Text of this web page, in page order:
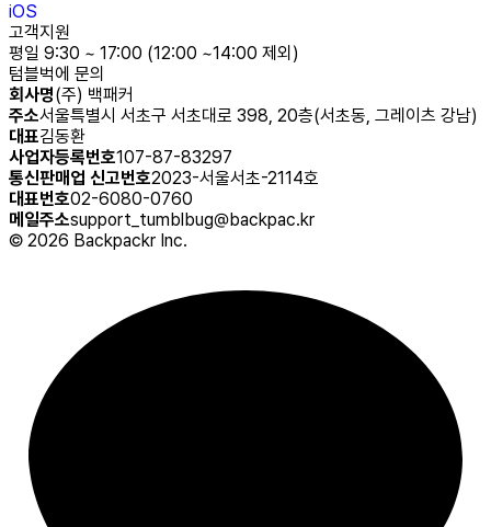
iOS
고객지원
평일 9:30 ~ 17:00 (12:00 ~14:00 제외)
텀블벅에 문의
회사명(주) 백패커
주소서울특별시 서초구 서초대로 398, 20층(서초동, 그레이츠 강남)
대표김동환
사업자등록번호107-87-83297
통신판매업 신고번호2023-서울서초-2114호
대표번호02-6080-0760
메일주소support_tumblbug@backpac.kr
© 2026 Backpackr Inc.